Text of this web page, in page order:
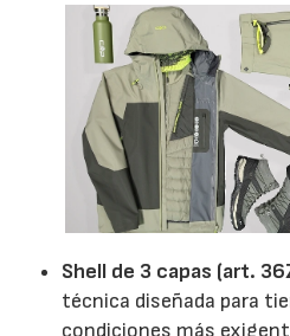
Shell de 3 capas (art.
técnica diseñada para
condiciones más